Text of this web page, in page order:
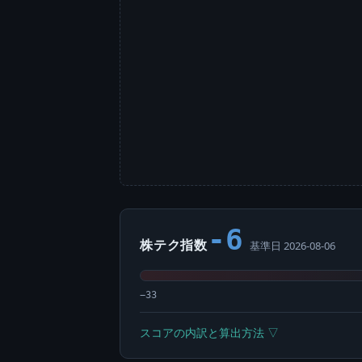
株テク指数 -6 基準日 2026-08-06
−33
スコアの内訳と算出方法 ▽